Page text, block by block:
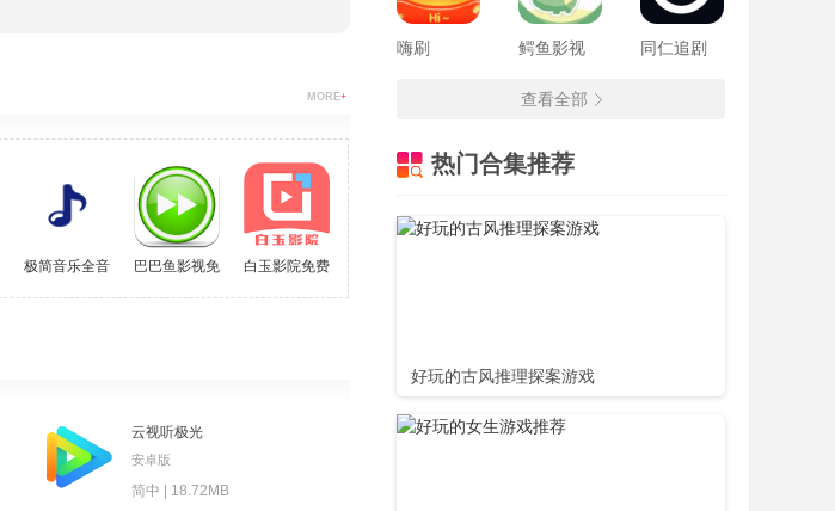
MORE+
极简音乐全音源版巴巴鱼影视免费版白玉影院免费版
云视听极光
安卓版
简中 | 18.72MB
嗨刷 鳄鱼影视 同仁追剧
查看全部
热门合集推荐
好玩的古风推理探案游戏